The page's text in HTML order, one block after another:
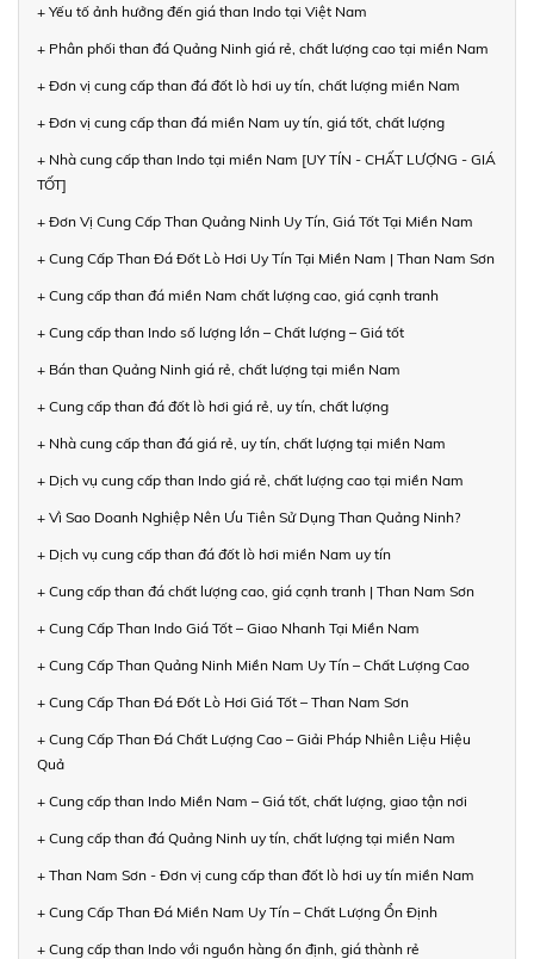
+ Yếu tố ảnh hưởng đến giá than Indo tại Việt Nam
+ Phân phối than đá Quảng Ninh giá rẻ, chất lượng cao tại miền Nam
+ Đơn vị cung cấp than đá đốt lò hơi uy tín, chất lượng miền Nam
+ Đơn vị cung cấp than đá miền Nam uy tín, giá tốt, chất lượng
+ Nhà cung cấp than Indo tại miền Nam [UY TÍN - CHẤT LƯỢNG - GIÁ
TỐT]
+ Đơn Vị Cung Cấp Than Quảng Ninh Uy Tín, Giá Tốt Tại Miền Nam
+ Cung Cấp Than Đá Đốt Lò Hơi Uy Tín Tại Miền Nam | Than Nam Sơn
+ Cung cấp than đá miền Nam chất lượng cao, giá cạnh tranh
+ Cung cấp than Indo số lượng lớn – Chất lượng – Giá tốt
+ Bán than Quảng Ninh giá rẻ, chất lượng tại miền Nam
+ Cung cấp than đá đốt lò hơi giá rẻ, uy tín, chất lượng
+ Nhà cung cấp than đá giá rẻ, uy tín, chất lượng tại miền Nam
+ Dịch vụ cung cấp than Indo giá rẻ, chất lượng cao tại miền Nam
+ Vì Sao Doanh Nghiệp Nên Ưu Tiên Sử Dụng Than Quảng Ninh?
+ Dịch vụ cung cấp than đá đốt lò hơi miền Nam uy tín
+ Cung cấp than đá chất lượng cao, giá cạnh tranh | Than Nam Sơn
+ Cung Cấp Than Indo Giá Tốt – Giao Nhanh Tại Miền Nam
+ Cung Cấp Than Quảng Ninh Miền Nam Uy Tín – Chất Lượng Cao
+ Cung Cấp Than Đá Đốt Lò Hơi Giá Tốt – Than Nam Sơn
+ Cung Cấp Than Đá Chất Lượng Cao – Giải Pháp Nhiên Liệu Hiệu
Quả
+ Cung cấp than Indo Miền Nam – Giá tốt, chất lượng, giao tận nơi
+ Cung cấp than đá Quảng Ninh uy tín, chất lượng tại miền Nam
+ Than Nam Sơn - Đơn vị cung cấp than đốt lò hơi uy tín miền Nam
+ Cung Cấp Than Đá Miền Nam Uy Tín – Chất Lượng Ổn Định
+ Cung cấp than Indo với nguồn hàng ổn định, giá thành rẻ